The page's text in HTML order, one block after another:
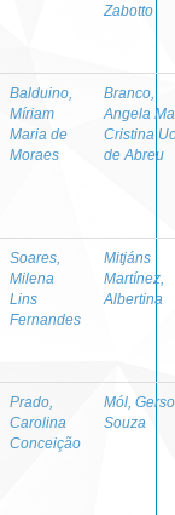
Zabotto
Balduino,
Míriam
Maria de
Moraes
Branco,
Angela
Cristina
de Abreu
Soares,
Milena
Lins
Fernandes
Mitjáns
Martínez,
Albertina
Prado,
Carolina
Conceição
Mól,
Souza